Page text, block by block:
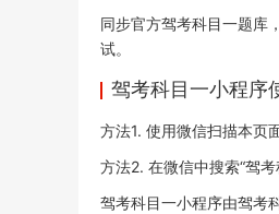
同步官方驾考科目一题库
试。
驾考科目一小程序
方法1. 使用微信扫描本页
方法2. 在微信中搜索“驾
驾考科目一小程序由驾考